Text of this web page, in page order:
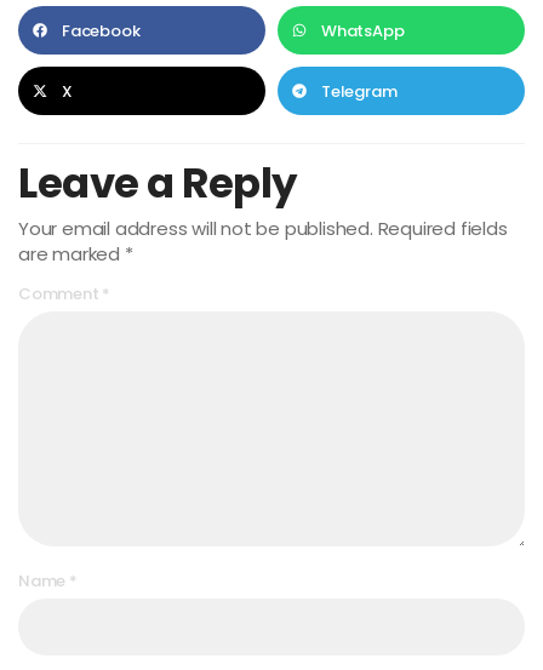
Facebook
WhatsApp
X Telegram
Leave a Reply
Your email address will not be published. Required fields
are marked *
Comment *
Name *